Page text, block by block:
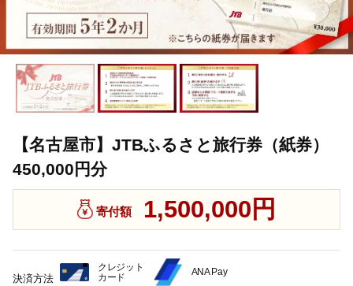
【名古屋市】JTBふるさと旅行券（紙券）
450,000円分
寄付額 1,500,000円
決済方法
クレジット
カード
ANA Pay